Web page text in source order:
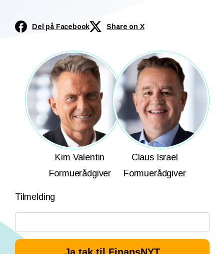
Del på Facebook Share on X
Kim Valentin
Formuerådgiver
Claus Israel
Formuerådgiver
Tilmelding